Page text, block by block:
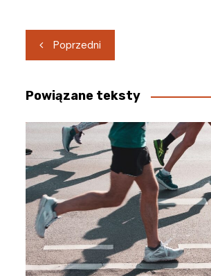
Nawigacja
wpisu
Poprzedni
Powiązane teksty